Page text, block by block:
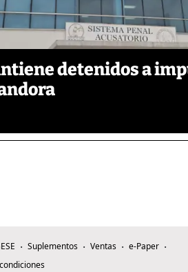
detenidos a
Suplementos Ventas
e-Paper